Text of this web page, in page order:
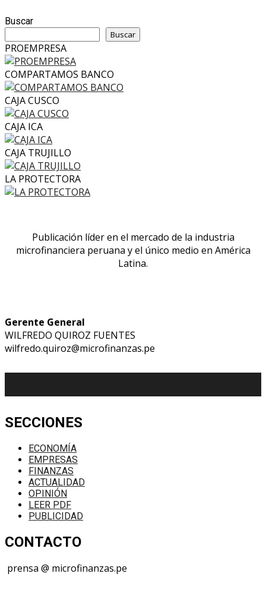
Buscar
Buscar
PROEMPRESA
COMPARTAMOS BANCO
CAJA CUSCO
CAJA ICA
CAJA TRUJILLO
LA PROTECTORA
Publicación líder en el mercado de la industria
microfinanciera peruana y el único medio en América
Latina.
Gerente General
WILFREDO QUIROZ FUENTES
wilfredo.quiroz@microfinanzas.pe
SECCIONES
ECONOMÍA
EMPRESAS
FINANZAS
ACTUALIDAD
OPINIÓN
LEER PDF
PUBLICIDAD
CONTACTO
prensa @ microfinanzas.pe